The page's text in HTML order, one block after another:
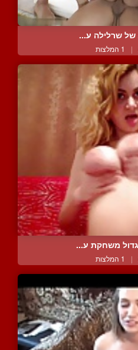
של שרלילה ע...
| 1 המלצות
משחקת ע...
| 1 המלצות